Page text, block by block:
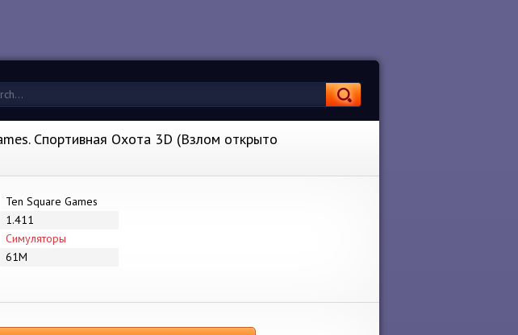
Спортивная Охота 3D (Взлом открыто
Ten Square Games
1.411
Симуляторы
61M